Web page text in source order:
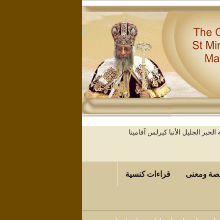
الجليل الأنبا كيرلس آفامينا
ومعنى قراءات كنسية